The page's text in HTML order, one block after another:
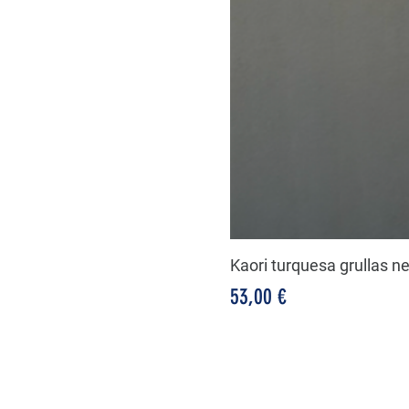
Kaori turquesa grullas
Precio
53,00 €